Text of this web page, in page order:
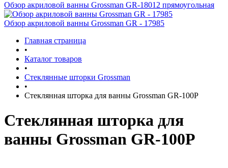
Обзор акриловой ванны Grossman GR-18012 прямоугольная
Обзор акриловой ванны Grossman GR - 17985
Главная страница
•
Каталог товаров
•
Стеклянные шторки Grossman
•
Стеклянная шторка для ванны Grossman GR-100P
Стеклянная шторка для
ванны Grossman GR-100P